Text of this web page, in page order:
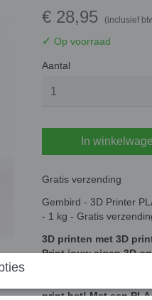
€ 28,95 (inclusief
✓ Op voorraad
Aantal
In
Gratis verzending
Gembird - 3D Printer
- 1 kg - Gratis
3D printen met 3D
Print jouw eigen 3D
en klare 3D objecten
props tot
print het! Met een